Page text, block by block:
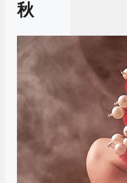
秋